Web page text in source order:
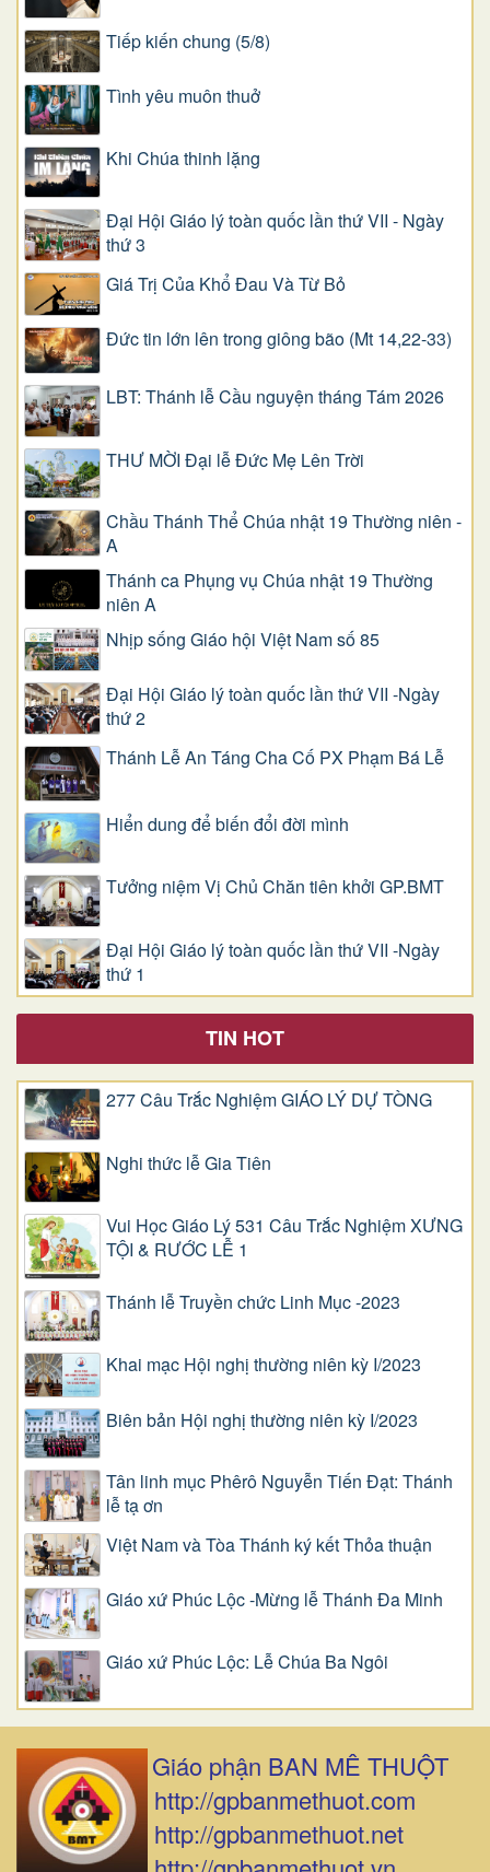
Tiếp kiến chung (5/8)
Tình yêu muôn thuở
Khi Chúa thinh lặng
Đại Hội Giáo lý toàn quốc lần thứ VII - Ngày
thứ 3
Giá Trị Của Khổ Ðau Và Từ Bỏ
Đức tin lớn lên trong giông bão (Mt 14,22-33)
LBT: Thánh lễ Cầu nguyện tháng Tám 2026
THƯ MỜI Đại lễ Đức Mẹ Lên Trời
Chầu Thánh Thể Chúa nhật 19 Thường niên -
A
Thánh ca Phụng vụ Chúa nhật 19 Thường
niên A
Nhịp sống Giáo hội Việt Nam số 85
Đại Hội Giáo lý toàn quốc lần thứ VII -Ngày
thứ 2
Thánh Lễ An Táng Cha Cố PX Phạm Bá Lễ
Hiển dung để biến đổi đời mình
Tưởng niệm Vị Chủ Chăn tiên khởi GP.BMT
Đại Hội Giáo lý toàn quốc lần thứ VII -Ngày
thứ 1
TIN HOT
277 Câu Trắc Nghiệm GIÁO LÝ DỰ TÒNG
Nghi thức lễ Gia Tiên
Vui Học Giáo Lý 531 Câu Trắc Nghiệm XƯNG
TỘI & RƯỚC LỄ 1
Thánh lễ Truyền chức Linh Mục -2023
Khai mạc Hội nghị thường niên kỳ I/2023
Biên bản Hội nghị thường niên kỳ I/2023
Tân linh mục Phêrô Nguyễn Tiến Đạt: Thánh
lễ tạ ơn
Việt Nam và Tòa Thánh ký kết Thỏa thuận
Giáo xứ Phúc Lộc -Mừng lễ Thánh Đa Minh
Giáo xứ Phúc Lộc: Lễ Chúa Ba Ngôi
Giáo phận BAN MÊ THUỘT
http://gpbanmethuot.com
http://gpbanmethuot.net